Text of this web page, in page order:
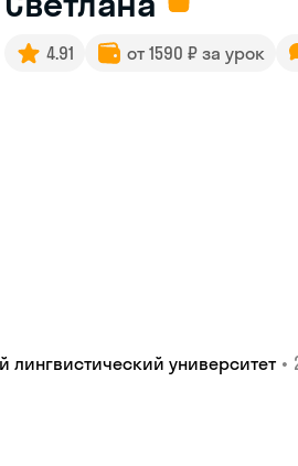
4.91 от 1590 ₽ за урок
лингвистический университет •